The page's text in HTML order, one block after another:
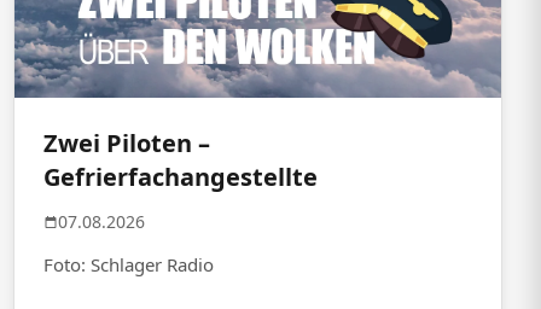
Zwei Piloten –
Gefrierfachangestellte
07.08.2026
Foto: Schlager Radio